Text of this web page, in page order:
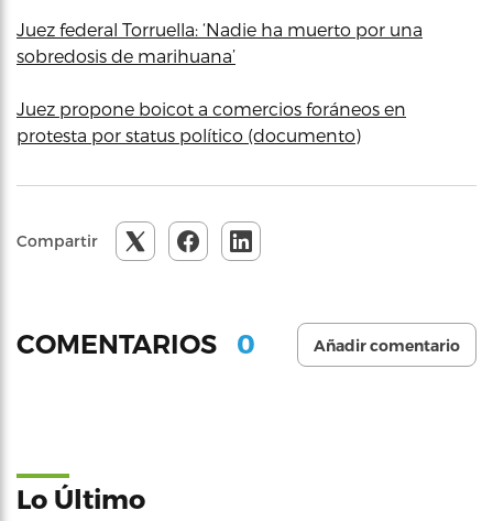
Juez federal Torruella: ‘Nadie ha muerto por una
sobredosis de marihuana’
Juez propone boicot a comercios foráneos en
protesta por status político (documento)
Compartir
COMENTARIOS 0 Añadir comentario
Lo Último